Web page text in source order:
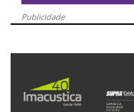
Publicidade